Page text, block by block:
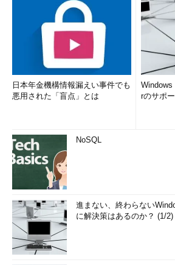
日本年金機構情報漏えい事件でも
悪用された「盲点」とは
Windows
rのサポ
NoSQL
進まない、終わらない
に解決策はあるのか？ (1/2)